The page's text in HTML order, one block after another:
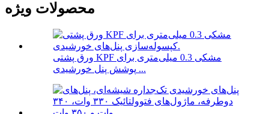
محصولات ویژه
ورق پشتی KPF مشکی 0.3 میلی‌متری برای
پوشش پنل خورشیدی ...